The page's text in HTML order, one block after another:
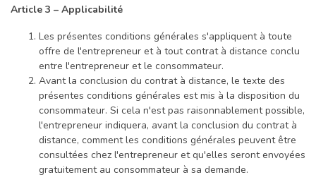
Article 3 – Applicabilité
Les présentes conditions générales s'appliquent à toute
offre de l'entrepreneur et à tout contrat à distance conclu
entre l'entrepreneur et le consommateur.
Avant la conclusion du contrat à distance, le texte des
présentes conditions générales est mis à la disposition du
consommateur. Si cela n'est pas raisonnablement possible,
l'entrepreneur indiquera, avant la conclusion du contrat à
distance, comment les conditions générales peuvent être
consultées chez l'entrepreneur et qu'elles seront envoyées
gratuitement au consommateur à sa demande.